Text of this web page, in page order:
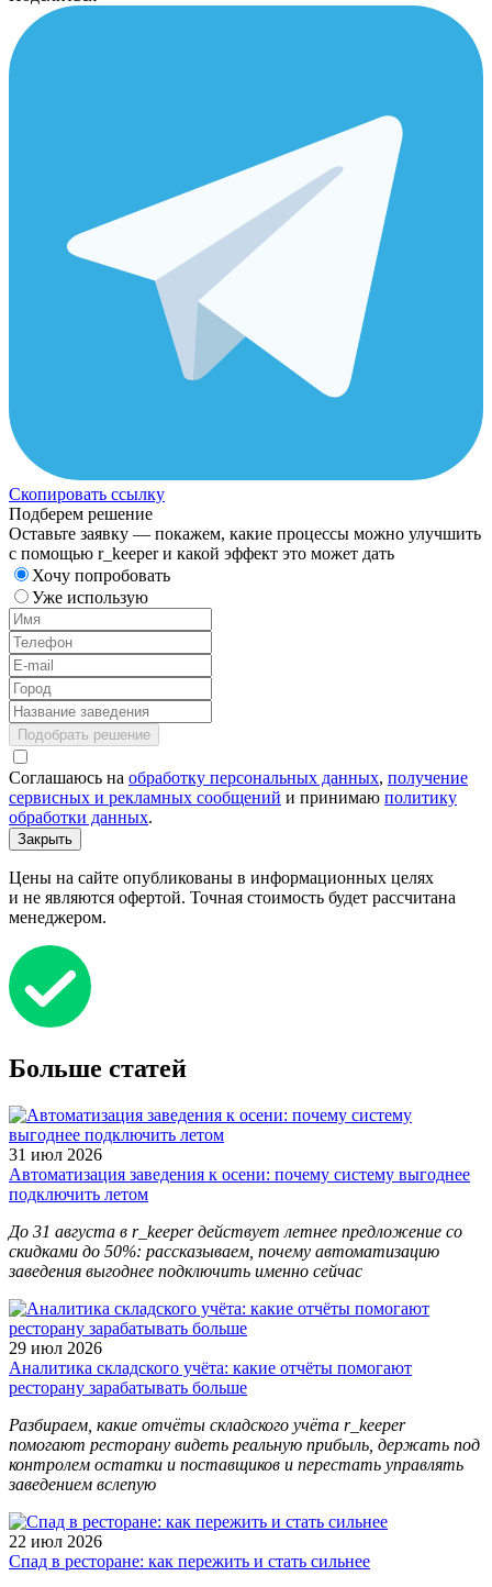
Скопировать ссылку
Подберем решение
Оставьте заявку — покажем, какие процессы можно улучшить
с помощью r_keeper и какой эффект это может дать
Хочу попробовать
Уже использую
Подобрать решение
Соглашаюсь на обработку персональных данных, получение
сервисных и рекламных сообщений и принимаю политику
обработки данных.
Закрыть
Цены на сайте опубликованы в информационных целях
и не являются офертой. Точная стоимость будет рассчитана
менеджером.
Больше статей
31 июл 2026
Автоматизация заведения к осени: почему систему выгоднее
подключить летом
До 31 августа в r_keeper действует летнее предложение со
скидками до 50%: рассказываем, почему автоматизацию
заведения выгоднее подключить именно сейчас
29 июл 2026
Аналитика складского учёта: какие отчёты помогают
ресторану зарабатывать больше
Разбираем, какие отчёты складского учёта r_keeper
помогают ресторану видеть реальную прибыль, держать под
контролем остатки и поставщиков и перестать управлять
заведением вслепую
22 июл 2026
Спад в ресторане: как пережить и стать сильнее